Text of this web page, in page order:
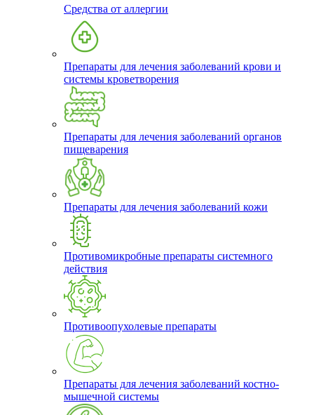
Средства от аллергии
Препараты для лечения заболеваний крови и
системы кроветворения
Препараты для лечения заболеваний органов
пищеварения
Препараты для лечения заболеваний кожи
Противомикробные препараты системного
действия
Противоопухолевые препараты
Препараты для лечения заболеваний костно-
мышечной системы